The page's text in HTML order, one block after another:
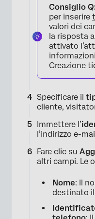
Consiglio
per inserire
valori dei
la risposta
attivato
Creazione
Specificare il
cliente,
Immettere l’
l’indirizzo e-
Fare clic su
altri campi. Le
Nome: Il
destinato